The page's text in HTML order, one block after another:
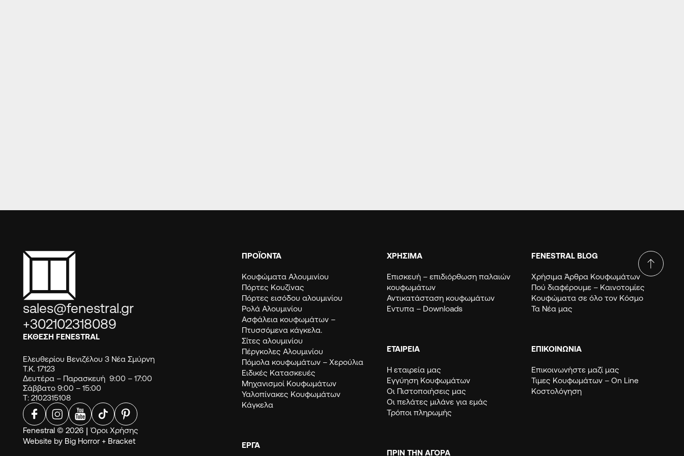
sales@fenestral.gr
+302102318089
ΕΚΘΕΣΗ FENESTRAL
Ελευθερίου Βενιζέλου 3 Νέα Σμύρνη
Τ.Κ. 17123
Δευτέρα – Παρασκευή 9:00 – 17:00
Σάββατο 9:00 – 15:00
Τ: 2102315108
Fenestral © 2026 | Όροι Χρήσης
Website by Big Horror + Bracket
ΠΡΟΪΟΝΤΑ
Κουφώματα Αλουμινίου
Πόρτες Κουζίνας
Πόρτες εισόδου αλουμινίου
Ρολά Αλουμινίου
Ασφάλεια κουφωμάτων –
Πτυσσόμενα κάγκελα.
Σίτες αλουμινίου
Πέργκολες Αλουμινίου
Πόμολα κουφωμάτων – Χερούλια
Ειδικές Κατασκευές
Μηχανισμοί Κουφωμάτων
Υαλοπίνακες Κουφωμάτων
Κάγκελα
ΈΡΓΑ
ΧΡΗΣΙΜΑ
Eπισκευή – επιδιόρθωση παλαιών
κουφωμάτων
Αντικατάσταση κουφωμάτων
Εντυπα – Downloads
ΕΤΑΙΡΕΙΑ
Η εταιρεία μας
Εγγύηση Κουφωμάτων
Οι Πιστοποιήσεις μας
Οι πελάτες μιλάνε για εμάς
Τρόποι πληρωμής
ΠΡΙΝ ΤΗΝ ΑΓΟΡΑ
FENESTRAL BLOG
Χρήσιμα Άρθρα Κουφωμάτων
Πού διαφέρουμε – Καινοτομίες
Κουφώματα σε όλο τον Κόσμο
Τα Νέα μας
ΕΠΙΚΟΙΝΩΝΙΑ
Επικοινωνήστε μαζί μας
Τιμες Κουφωμάτων – Οn Line
Κοστολόγηση